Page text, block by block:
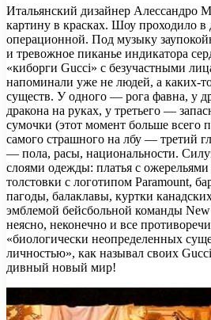
Итальянский дизайнер Алессандро
картину в красках. Шоу проходило в
операционной. Под музыку
и тревожное пиканье индикатора
«киборги Gucci» с безучастными
напоминали уже не людей, а каких-
существ. У одного — рога фавна, у
дракона на руках, у третьего —
сумочки (этот момент больше всего
самого страшного на лбу — третий
— пола, расы, национальности.
слоями одежды: платья с
толстовки с логотипом Paramount,
пагоды, балаклавы, куртки
эмблемой бейсбольной команды
неясно, неконечно и все
«биологически неопределенных
личностью», как называл своих
дивный новый мир!